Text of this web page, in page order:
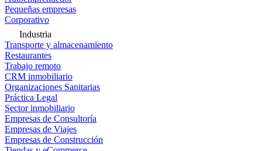
Pequeñas empresas
Corporativo
Industria
Transporte y almacenamiento
Restaurantes
Trabajo remoto
CRM inmobiliario
Organizaciones Sanitarias
Práctica Legal
Sector inmobiliario
Empresas de Consultoría
Empresas de Viajes
Empresas de Construcción